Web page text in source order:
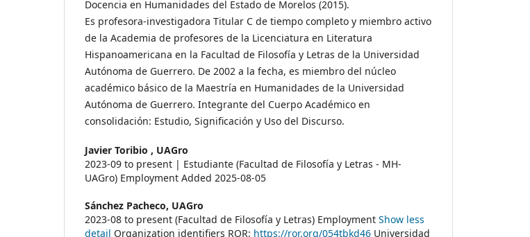
Docencia en Humanidades del Estado de Morelos (2015).
Es profesora-investigadora Titular C de tiempo completo y miembro activo
de la Academia de profesores de la Licenciatura en Literatura
Hispanoamericana en la Facultad de Filosofía y Letras de la Universidad
Autónoma de Guerrero. De 2002 a la fecha, es miembro del núcleo
académico básico de la Maestría en Humanidades de la Universidad
Autónoma de Guerrero. Integrante del Cuerpo Académico en
consolidación: Estudio, Significación y Uso del Discurso.
Javier Toribio , UAGro
2023-09 to present | Estudiante (Facultad de Filosofía y Letras - MH-
UAGro) Employment Added 2025-08-05
Sánchez Pacheco, UAGro
2023-08 to present (Facultad de Filosofía y Letras) Employment Show less
detail Organization identifiers ROR: https://ror.org/054tbkd46 Universidad